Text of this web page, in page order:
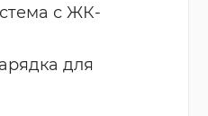
с ЖК-
для